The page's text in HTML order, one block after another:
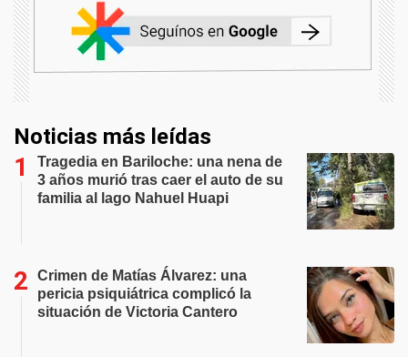
Noticias más leídas
Tragedia en Bariloche: una nena de
3 años murió tras caer el auto de su
familia al lago Nahuel Huapi
Crimen de Matías Álvarez: una
pericia psiquiátrica complicó la
situación de Victoria Cantero